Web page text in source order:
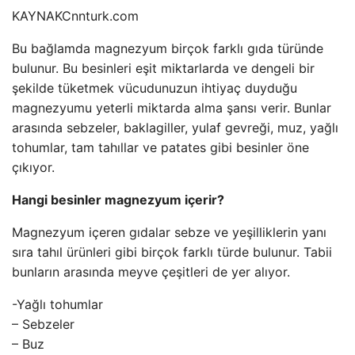
KAYNAKCnnturk.com
Bu bağlamda magnezyum birçok farklı gıda türünde
bulunur. Bu besinleri eşit miktarlarda ve dengeli bir
şekilde tüketmek vücudunuzun ihtiyaç duyduğu
magnezyumu yeterli miktarda alma şansı verir. Bunlar
arasında sebzeler, baklagiller, yulaf gevreği, muz, yağlı
tohumlar, tam tahıllar ve patates gibi besinler öne
çıkıyor.
Hangi besinler magnezyum içerir?
Magnezyum içeren gıdalar sebze ve yeşilliklerin yanı
sıra tahıl ürünleri gibi birçok farklı türde bulunur. Tabii
bunların arasında meyve çeşitleri de yer alıyor.
-Yağlı tohumlar
– Sebzeler
– Buz